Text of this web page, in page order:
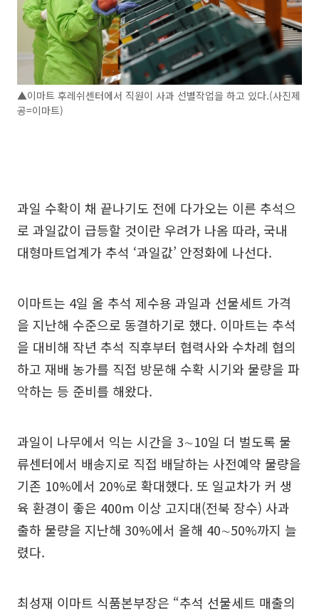
▲이마트 후레쉬센터에서 직원이 사과 선별작업을 하고 있다.(사진제
공=이마트)
과일 수확이 채 끝나기도 전에 다가오는 이른 추석으
로 과일값이 급등할 것이란 우려가 나옴 따라, 국내
대형마트업계가 추석 ‘과일값’ 안정화에 나선다.
이마트는 4일 올 추석 제수용 과일과 선물세트 가격
을 지난해 수준으로 동결하기로 했다. 이마트는 추석
을 대비해 작년 추석 직후부터 협력사와 수차례 협의
하고 재배 농가를 직접 방문해 수확 시기와 물량을 파
악하는 등 준비를 해왔다.
과일이 나무에서 익는 시간을 3∼10일 더 벌도록 물
류센터에서 배송지로 직접 배달하는 사전예약 물량을
기존 10%에서 20%로 확대했다. 또 일교차가 커 생
육 환경이 좋은 400m 이상 고지대(전북 장수) 사과
출하 물량을 지난해 30%에서 올해 40∼50%까지 늘
렸다.
최성재 이마트 식품본부장은 “추석 선물세트 매출의